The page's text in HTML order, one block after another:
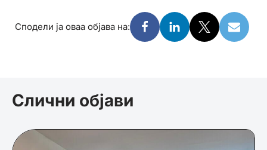
Сподели ја оваа објава на:
Слични објави